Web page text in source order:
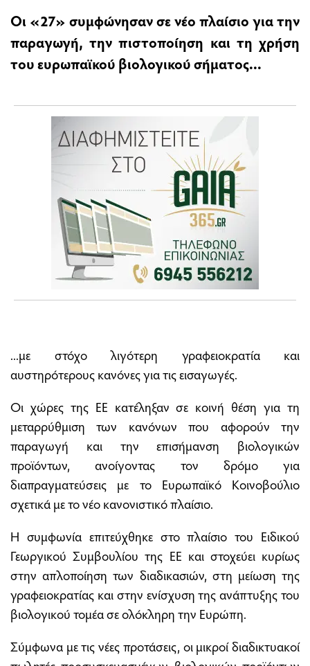
Οι «27» συμφώνησαν σε νέο πλαίσιο για την
παραγωγή, την πιστοποίηση και τη χρήση
του ευρωπαϊκού βιολογικού σήματος...
...με στόχο λιγότερη γραφειοκρατία και
αυστηρότερους κανόνες για τις εισαγωγές.
Οι χώρες της ΕΕ κατέληξαν σε κοινή θέση για τη
μεταρρύθμιση των κανόνων που αφορούν την
παραγωγή και την επισήμανση βιολογικών
προϊόντων, ανοίγοντας τον δρόμο για
διαπραγματεύσεις με το Ευρωπαϊκό Κοινοβούλιο
σχετικά με το νέο κανονιστικό πλαίσιο.
Η συμφωνία επιτεύχθηκε στο πλαίσιο του Ειδικού
Γεωργικού Συμβουλίου της ΕΕ και στοχεύει κυρίως
στην απλοποίηση των διαδικασιών, στη μείωση της
γραφειοκρατίας και στην ενίσχυση της ανάπτυξης του
βιολογικού τομέα σε ολόκληρη την Ευρώπη.
Σύμφωνα με τις νέες προτάσεις, οι μικροί διαδικτυακοί